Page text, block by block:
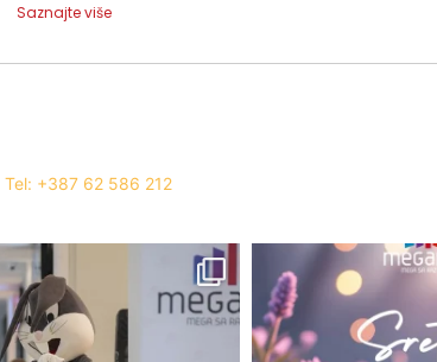
Saznajte više
Tel: +387 62 586 212